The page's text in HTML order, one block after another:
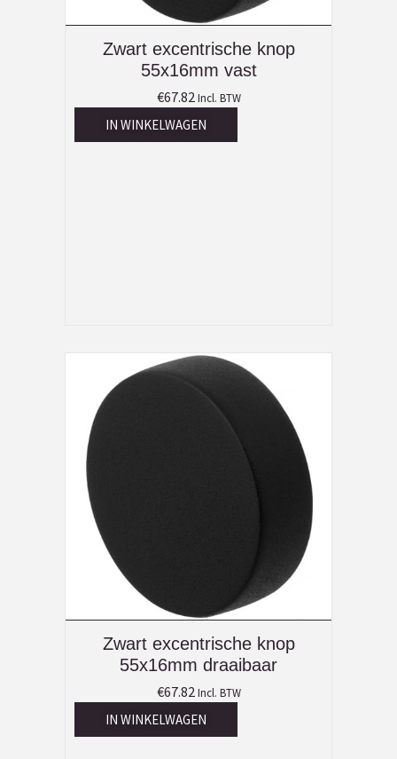
Zwart excentrische knop
55x16mm vast
€67.82 Incl. BTW
IN WINKELWAGEN
Zwart excentrische knop
55x16mm draaibaar
€67.82 Incl. BTW
IN WINKELWAGEN